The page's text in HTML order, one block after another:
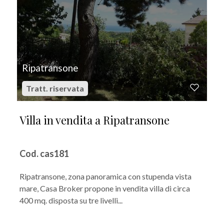
Ripatransone
Tratt. riservata
Villa in vendita a Ripatransone
Cod. cas181
Ripatransone, zona panoramica con stupenda vista
mare, Casa Broker propone in vendita villa di circa
400 mq. disposta su tre livelli...